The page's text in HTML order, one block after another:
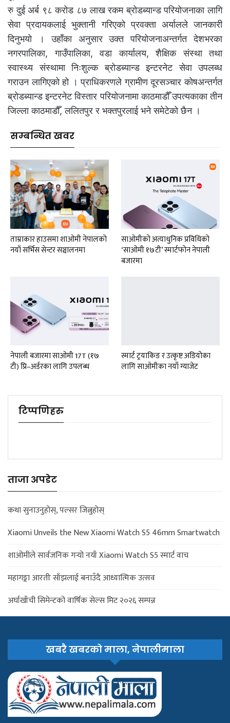
रु दुई अर्ब ९८ करोड ८७ लाख रकम ब्रोडब्यान्ड परियोजनाका लागि
सेवा प्रदायकलाई भुक्तानी गरिएको प्रवक्ता अर्यालले जानकारी
दिनुभयो । उहाँका अनुसार उक्त परियोजनाअन्तर्गत देशभरका
नगरपालिका, गाउँपालिका, वडा कार्यालय, शैक्षिक संस्था तथा
स्वास्थ्य संस्थामा निःशुल्क ब्रोडब्यान्ड इन्टरनेट सेवा उपलब्ध
गराउन लागिएको हो । प्राधिकरणले ग्रामीण दूरसञ्चार कोषअन्तर्गत
ब्रोडब्यान्ड इन्टरनेट विस्तार परियोजनामा काठमाडौँ उपत्यकाका तीन
जिल्ला काठमाडौँ, ललितपुर र भक्तपुरलाई भने समेटेको छैन ।
सम्बन्धित खवर
ताम्राकार हाउसमा शाओमी नेपालको
नयाँ सर्भिस सेन्टर सञ्चालनमा
साओमीको अत्याधुनिक प्रविधिको
‘साओमी १७टी’ स्मार्टफोन नेपाली
बजारमा
नेपाली बजारमा साओमी 17T (१७
टी) प्रि–अर्डरका लागि उपलब्ध
स्मार्ट ट्रयाकिङ र उत्कृष्ट अडियोका
लागि साओमीका नयाँ ग्याजेट
टिप्पणिहरु
ताजा अपडेट
कथा सुनाउनुहोस्, पल्सर जित्नुहोस्
Xiaomi Unveils the New Xiaomi Watch S5 46mm Smartwatch
शाओमीले सार्वजनिक गर्‍यो नयाँ Xiaomi Watch S5 स्मार्ट वाच
महागङ्गा आरतीः साँझलाई बनाउँदै आध्यात्मिक उत्सव
अर्घाखाँची सिमेन्टको वार्षिक सेल्स मिट २०२६ सम्पन्न
खबरै खबरको माला, नेपालीमाला